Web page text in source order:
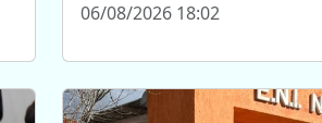
06/08/2026 18:02